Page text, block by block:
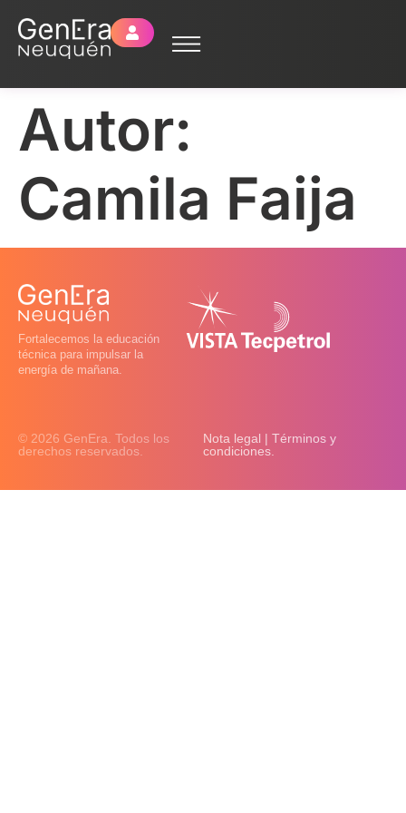
Autor:
Camila Faija
Fortalecemos la educación
técnica para impulsar la
energía de mañana.
© 2026 GenEra. Todos los
derechos reservados.
Nota legal | Términos y
condiciones.